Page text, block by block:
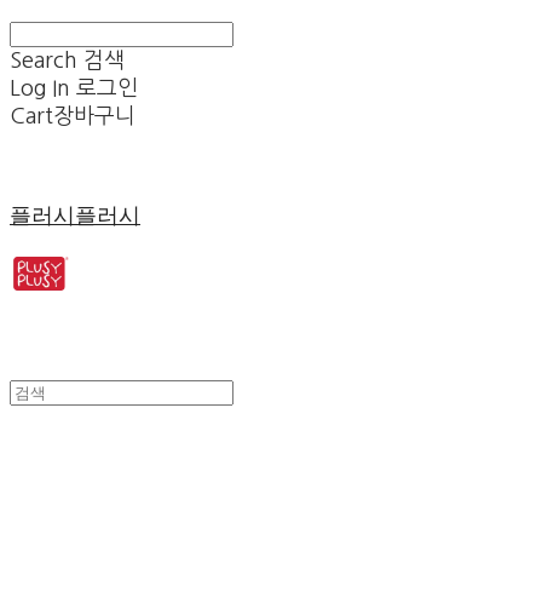
Search 검색
Log In 로그인
Cart장바구니
플러시플러시